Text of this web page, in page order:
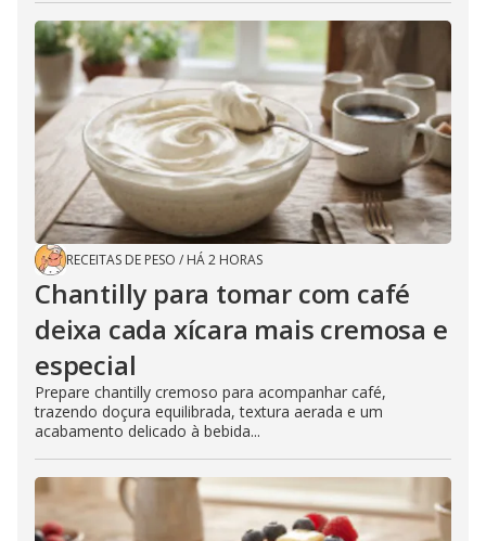
RECEITAS DE PESO / HÁ 2 HORAS
Chantilly para tomar com café
deixa cada xícara mais cremosa e
especial
Prepare chantilly cremoso para acompanhar café,
trazendo doçura equilibrada, textura aerada e um
acabamento delicado à bebida...